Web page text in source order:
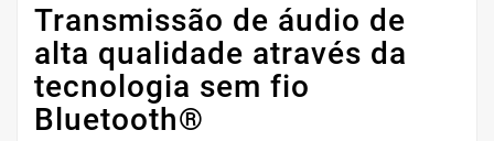
Transmissão de áudio de
alta qualidade através da
tecnologia sem fio
Bluetooth®